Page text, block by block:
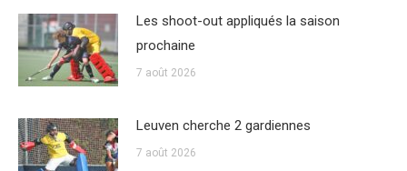
Les shoot-out appliqués la saison
prochaine
7 août 2026
Leuven cherche 2 gardiennes
7 août 2026